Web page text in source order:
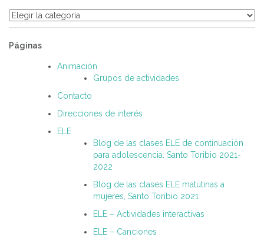
Categorías
Páginas
Animación
Grupos de actividades
Contacto
Direcciones de interés
ELE
Blog de las clases ELE de continuación
para adolescencia. Santo Toribio 2021-
2022
Blog de las clases ELE matutinas a
mujeres, Santo Toribio 2021
ELE – Actividades interactivas
ELE – Canciones